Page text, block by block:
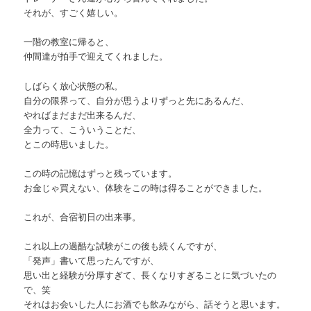
それが、すごく嬉しい。
一階の教室に帰ると、
仲間達が拍手で迎えてくれました。
しばらく放心状態の私。
自分の限界って、自分が思うよりずっと先にあるんだ、
やればまだまだ出来るんだ、
全力って、こういうことだ、
とこの時思いました。
この時の記憶はずっと残っています。
お金じゃ買えない、体験をこの時は得ることができました。
これが、合宿初日の出来事。
これ以上の過酷な試験がこの後も続くんですが、
「発声」書いて思ったんですが、
思い出と経験が分厚すぎて、長くなりすぎることに気づいたの
で、笑
それはお会いした人にお酒でも飲みながら、話そうと思います。